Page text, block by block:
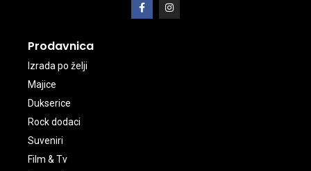
Prodavnica
Izrada po želji
Majice
Dukserice
Rock dodaci
Suveniri
Film & Tv